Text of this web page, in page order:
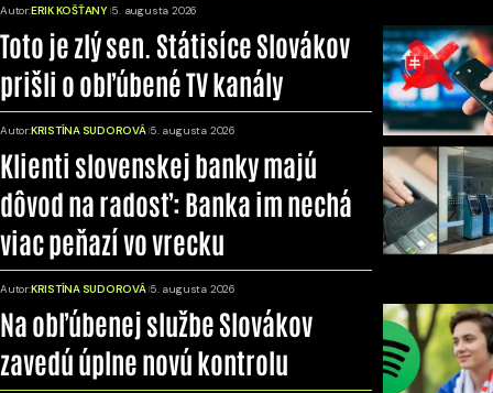
Autor:ERIK KOŠŤANY 5. augusta 2026
Toto je zlý sen. Státisíce Slovákov
prišli o obľúbené TV kanály
Autor:KRISTÍNA SUDOROVÁ 5. augusta 2026
Klienti slovenskej banky majú
dôvod na radosť: Banka im nechá
viac peňazí vo vrecku
Autor:KRISTÍNA SUDOROVÁ 5. augusta 2026
Na obľúbenej službe Slovákov
zavedú úplne novú kontrolu